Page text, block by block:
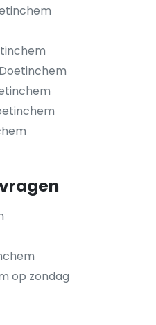
op zondag